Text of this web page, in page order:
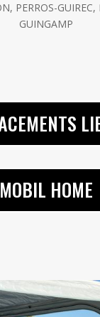
PERROS-
GUINGAMP
MOBIL HOME